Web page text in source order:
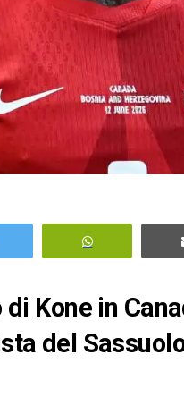
Kone in
del